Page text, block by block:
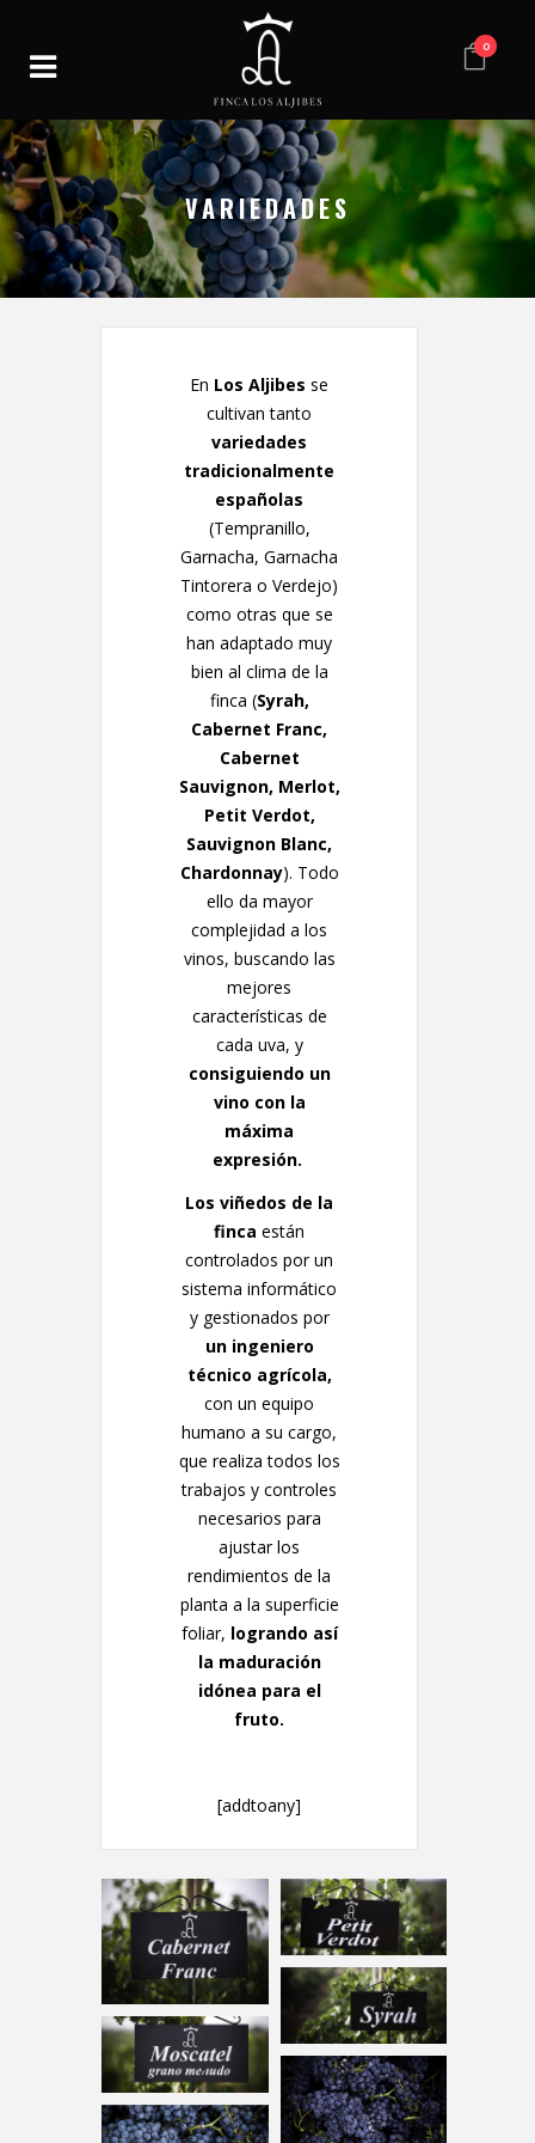
0
VARIEDADES
En Los Aljibes se
cultivan tanto
variedades
tradicionalmente
españolas
(Tempranillo,
Garnacha, Garnacha
Tintorera o Verdejo)
como otras que se
han adaptado muy
bien al clima de la
finca (Syrah,
Cabernet Franc,
Cabernet
Sauvignon, Merlot,
Petit Verdot,
Sauvignon Blanc,
Chardonnay). Todo
ello da mayor
complejidad a los
vinos, buscando las
mejores
características de
cada uva, y
consiguiendo un
vino con la
máxima
expresión.
Los viñedos de la
finca están
controlados por un
sistema informático
y gestionados por
un ingeniero
técnico agrícola,
con un equipo
humano a su cargo,
que realiza todos los
trabajos y controles
necesarios para
ajustar los
rendimientos de la
planta a la superficie
foliar, logrando así
la maduración
idónea para el
fruto.
[addtoany]